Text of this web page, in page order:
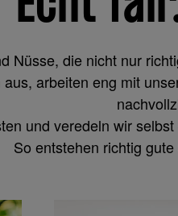
Nüsse, die nicht nur
arbeiten eng mit
und veredeln wir
So entstehen richtig